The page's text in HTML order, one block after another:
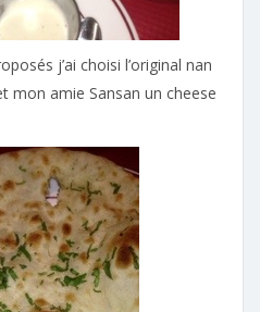
j’ai choisi l’original nan
mon amie Sansan un cheese